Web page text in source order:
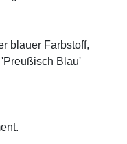
blauer Farbstoff,
Blau'